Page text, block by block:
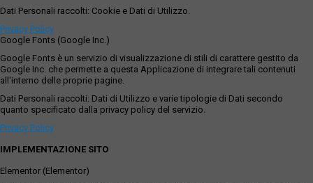
Dati Personali raccolti: Cookie e Dati di Utilizzo.
Privacy Policy
Google Fonts (Google Inc.)
Google Fonts è un servizio di visualizzazione di stili di carattere gestito da
Google Inc. che permette a questa Applicazione di integrare tali contenuti
all'interno delle proprie pagine.
Dati Personali raccolti: Dati di Utilizzo e varie tipologie di Dati secondo
quanto specificato dalla privacy policy del servizio.
Privacy Policy
IMPLEMENTAZIONE SITO
Elementor (Elementor)